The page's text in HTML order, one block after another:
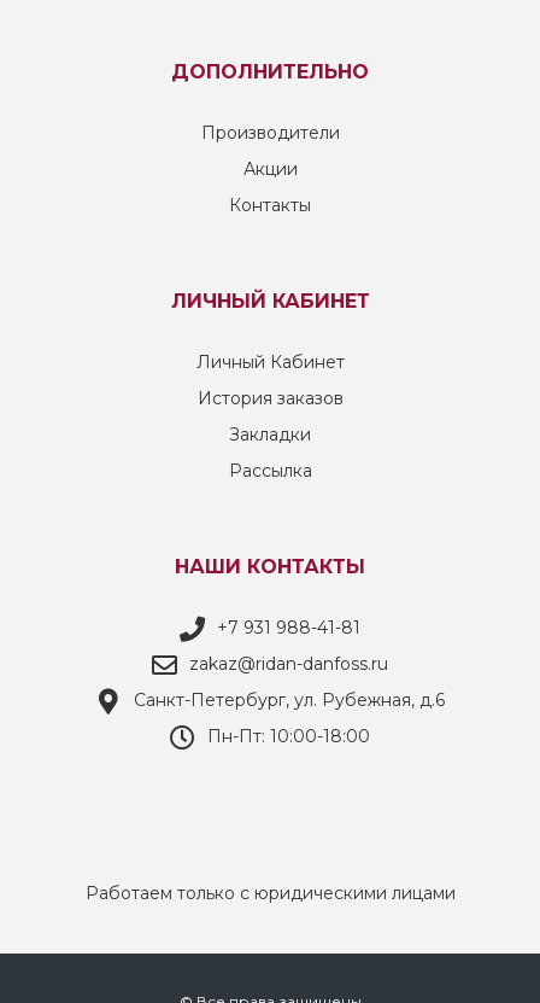
ДОПОЛНИТЕЛЬНО
Производители
Акции
Контакты
ЛИЧНЫЙ КАБИНЕТ
Личный Кабинет
История заказов
Закладки
Рассылка
НАШИ КОНТАКТЫ
+7 931 988-41-81
zakaz@ridan-danfoss.ru
Санкт-Петербург, ул. Рубежная, д.6
Пн-Пт: 10:00-18:00
Работаем только с юридическими лицами